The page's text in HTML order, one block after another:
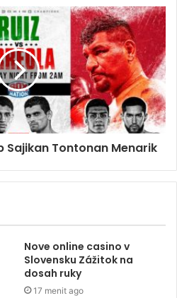
bisa menambah keceriaan dan
Ramadhan ini.
sosial ini tidak berhenti hanya
ke depannya mungkin DWP
lain baik bagi internal
umum,” tutur Ida.
Pelayanan Masyarakat,
DWP Kemenkes
Kemenkes
Sajikan Tontonan Menarik
Nove online casino v
Slovensku Zážitok na
dosah ruky
17 menit ago